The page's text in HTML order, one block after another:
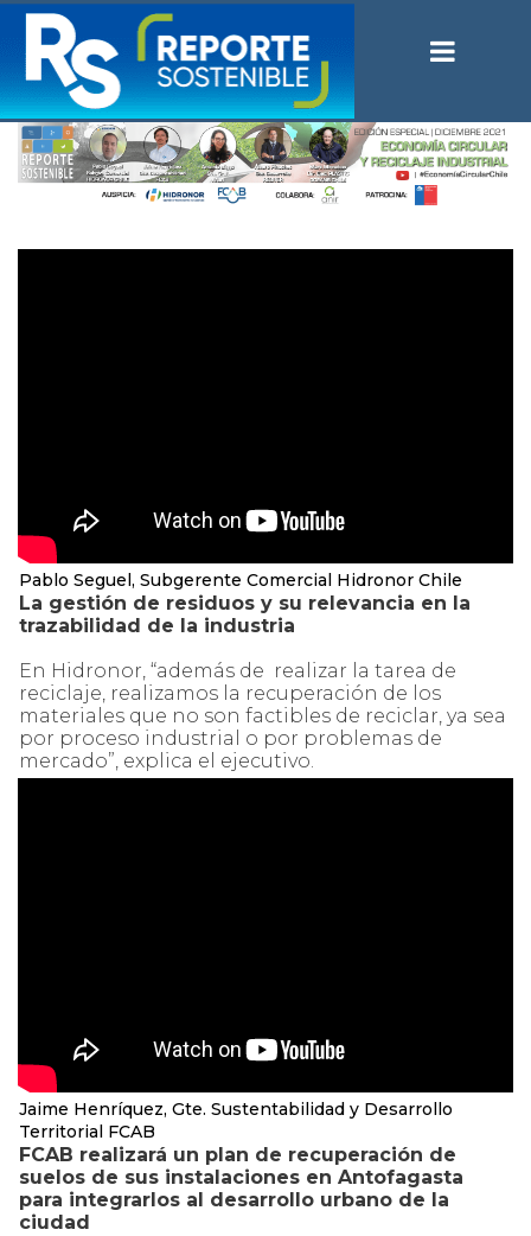
Pablo Seguel, Subgerente Comercial Hidronor Chile
La gestión de residuos y su relevancia en la
trazabilidad de la industria
En Hidronor, “además de realizar la tarea de
reciclaje, realizamos la recuperación de los
materiales que no son factibles de reciclar, ya sea
por proceso industrial o por problemas de
mercado”, explica el ejecutivo.
Jaime Henríquez, Gte. Sustentabilidad y Desarrollo
Territorial FCAB
FCAB realizará un plan de recuperación de
suelos de sus instalaciones en Antofagasta
para integrarlos al desarrollo urbano de la
ciudad